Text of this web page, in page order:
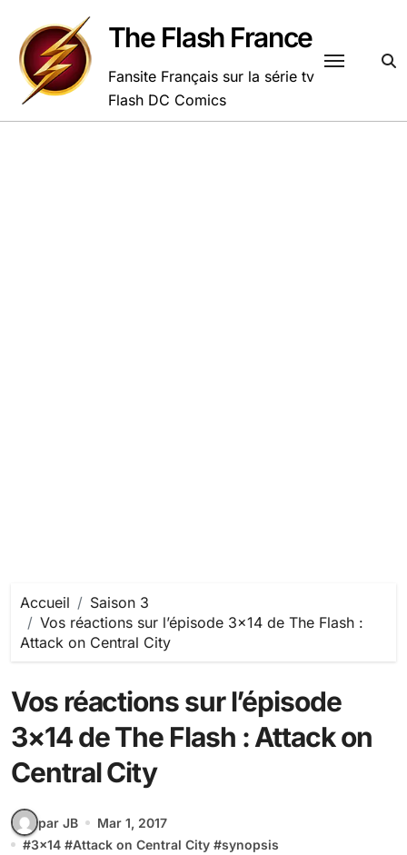
contenu
The Flash France
Fansite Français sur la série tv
Flash DC Comics
Accueil
Saison 3
Vos réactions sur l’épisode 3×14 de The Flash :
Attack on Central City
Vos réactions sur l’épisode
3×14 de The Flash : Attack on
Central City
par JB
Mar 1, 2017
#3x14 #Attack on Central City #synopsis